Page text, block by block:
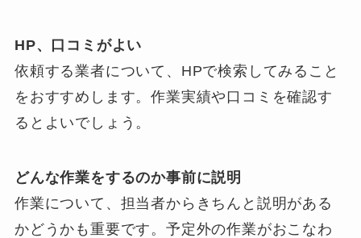
HP、口コミがよい
依頼する業者について、HPで検索してみること
をおすすめします。作業実績や口コミを確認す
るとよいでしょう。
どんな作業をするのか事前に説明
作業について、担当者からきちんと説明がある
かどうかも重要です。予定外の作業がおこなわ